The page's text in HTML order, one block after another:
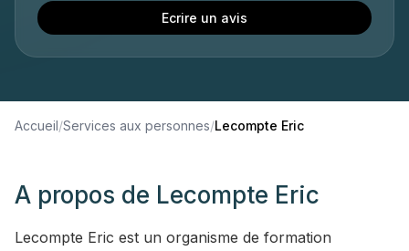
Ecrire un avis
Accueil/Services aux personnes/Lecompte Eric
A propos de Lecompte Eric
Lecompte Eric est un organisme de formation